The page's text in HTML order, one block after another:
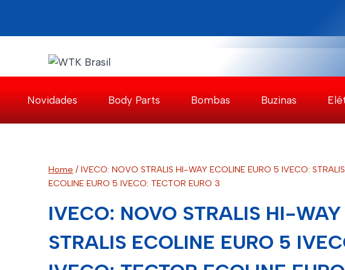
o
Novidades Body Parts Bombas Buzinas
Home / IVECO: NOVO STRALIS HI-WAY ECOLINE EURO 5 IVECO:
ECOLINE EURO 5 IVECO: TECTOR EURO 3
IVECO: NOVO STRALIS HI-
STRALIS ECOLINE EURO 5